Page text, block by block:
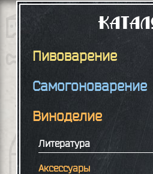
Пивоварение
Самогоноварение
Виноделие
Литература
Аксессуары